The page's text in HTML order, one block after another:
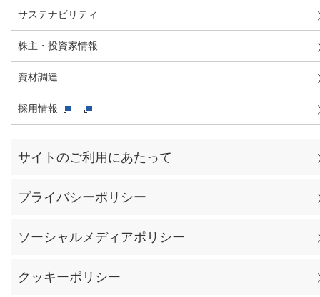
サステナビリティ
株主・投資家情報
資材調達
採用情報
サイトのご利用にあたって
プライバシーポリシー
ソーシャルメディアポリシー
クッキーポリシー